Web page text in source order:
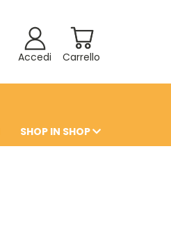
Carrello
Accedi
SHOP IN SHOP